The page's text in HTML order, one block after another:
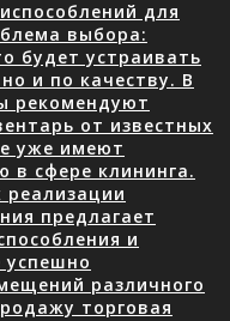
для
выбора:
будет устраивать
и по качеству. В
рекомендуют
от известных
уже имеют
в сфере клининга.
предлагает
и
успешно
различного
торговая